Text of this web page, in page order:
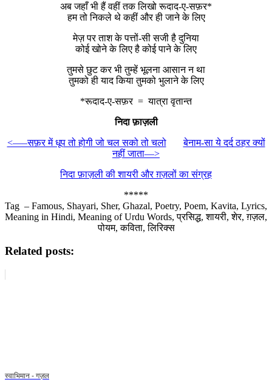
अब जहाँ भी हैं वहीं तक लिखो रूदाद-ए-सफ़र*
हम तो निकले थे कहीं और ही जाने के लिए
मेज़ पर ताश के पत्तों-सी सजी है दुनिया
कोई खोने के लिए है कोई पाने के लिए
तुमसे छुट कर भी तुम्हें भूलना आसान न था
तुमको ही याद किया तुमको भुलाने के लिए
*रूदाद-ए-सफ़र = यात्रा वृतान्त
निदा फ़ाज़ली
<—–सफ़र में धूप तो होगी जो चल सको तो चलो
बेनाम-सा ये दर्द ठहर क्यों
नहीं जाता—>
निदा फ़ाज़ली की शायरी और ग़ज़लों का संग्रह
*****
Tag – Famous, Shayari, Sher, Ghazal, Poetry, Poem, Kavita, Lyrics,
Meaning in Hindi, Meaning of Urdu Words, प्रसिद्ध, शायरी, शेर, ग़ज़ल,
पोयम, कविता, लिरिक्स
Related posts:
स्वाभिमान - गज़ल